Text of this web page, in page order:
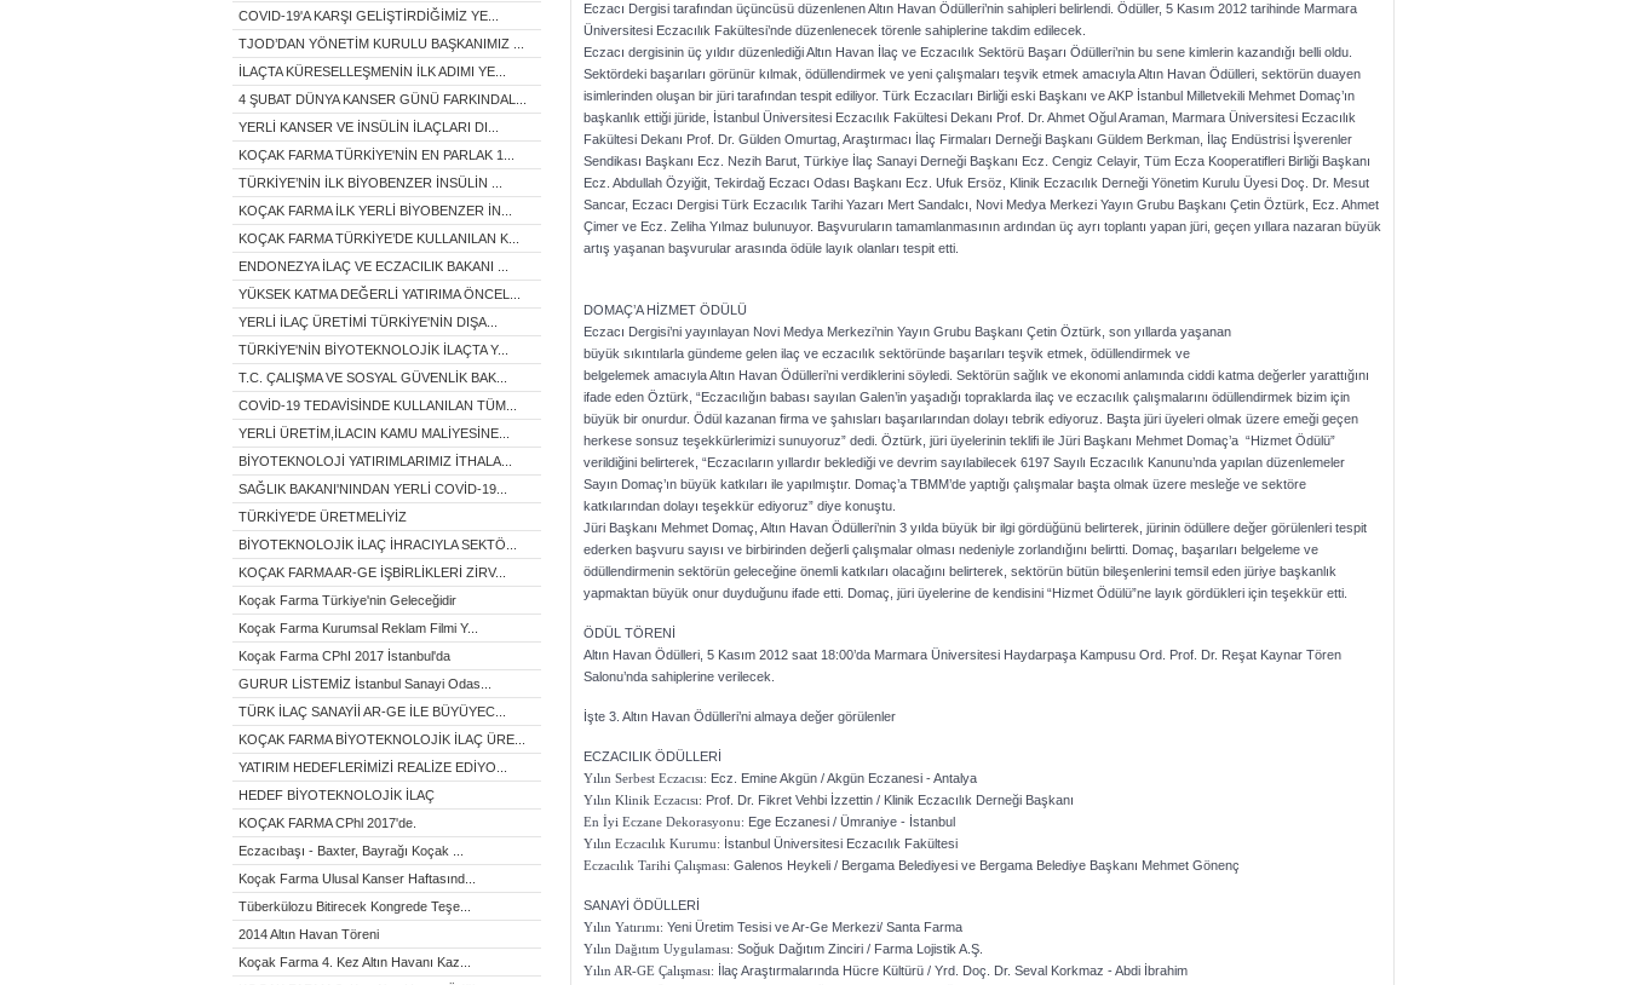
COVID-19'A KARŞI GELİŞTİRDİĞİMİZ YE...
TJOD’DAN YÖNETİM KURULU BAŞKANIMIZ ...
İLAÇTA KÜRESELLEŞMENİN İLK ADIMI YE...
4 ŞUBAT DÜNYA KANSER GÜNÜ FARKINDAL...
YERLİ KANSER VE İNSÜLİN İLAÇLARI DI...
KOÇAK FARMA TÜRKİYE'NİN EN PARLAK 1...
TÜRKİYE’NİN İLK BİYOBENZER İNSÜLİN ...
KOÇAK FARMA İLK YERLİ BİYOBENZER İN...
KOÇAK FARMA TÜRKİYE’DE KULLANILAN K...
ENDONEZYA İLAÇ VE ECZACILIK BAKANI ...
YÜKSEK KATMA DEĞERLİ YATIRIMA ÖNCEL...
YERLİ İLAÇ ÜRETİMİ TÜRKİYE'NİN DIŞA...
TÜRKİYE'NİN BİYOTEKNOLOJİK İLAÇTA Y...
T.C. ÇALIŞMA VE SOSYAL GÜVENLİK BAK...
COVİD-19 TEDAVİSİNDE KULLANILAN TÜM...
YERLİ ÜRETİM,İLACIN KAMU MALİYESİNE...
BİYOTEKNOLOJİ YATIRIMLARIMIZ İTHALA...
SAĞLIK BAKANI'NINDAN YERLİ COVİD-19...
TÜRKİYE'DE ÜRETMELİYİZ
BİYOTEKNOLOJİK İLAÇ İHRACIYLA SEKTÖ...
KOÇAK FARMA AR-GE İŞBİRLİKLERİ ZİRV...
Koçak Farma Türkiye'nin Geleceğidir
Koçak Farma Kurumsal Reklam Filmi Y...
Koçak Farma CPhI 2017 İstanbul'da
GURUR LİSTEMİZ İstanbul Sanayi Odas...
TÜRK İLAÇ SANAYİİ AR-GE İLE BÜYÜYEC...
KOÇAK FARMA BİYOTEKNOLOJİK İLAÇ ÜRE...
YATIRIM HEDEFLERİMİZİ REALİZE EDİYO...
HEDEF BİYOTEKNOLOJİK İLAÇ
KOÇAK FARMA CPhl 2017'de.
Eczacıbaşı - Baxter, Bayrağı Koçak ...
Koçak Farma Ulusal Kanser Haftasınd...
Tüberkülozu Bitirecek Kongrede Teşe...
2014 Altın Havan Töreni
Koçak Farma 4. Kez Altın Havanı Kaz...
Eczacı Dergisi tarafından üçüncüsü düzenlenen Altın Havan Ödülleri’nin sahipleri belirlendi. Ödüller, 5 Kasım 2012 tarihinde Marmara
Üniversitesi Eczacılık Fakültesi’nde düzenlenecek törenle sahiplerine takdim edilecek.
Eczacı dergisinin üç yıldır düzenlediği Altın Havan İlaç ve Eczacılık Sektörü Başarı Ödülleri’nin bu sene kimlerin kazandığı belli oldu.
Sektördeki başarıları görünür kılmak, ödüllendirmek ve yeni çalışmaları teşvik etmek amacıyla Altın Havan Ödülleri, sektörün duayen
isimlerinden oluşan bir jüri tarafından tespit ediliyor. Türk Eczacıları Birliği eski Başkanı ve AKP İstanbul Milletvekili Mehmet Domaç’ın
başkanlık ettiği jüride, İstanbul Üniversitesi Eczacılık Fakültesi Dekanı Prof. Dr. Ahmet Oğul Araman, Marmara Üniversitesi Eczacılık
Fakültesi Dekanı Prof. Dr. Gülden Omurtag, Araştırmacı İlaç Firmaları Derneği Başkanı Güldem Berkman, İlaç Endüstrisi İşverenler
Sendikası Başkanı Ecz. Nezih Barut, Türkiye İlaç Sanayi Derneği Başkanı Ecz. Cengiz Celayir, Tüm Ecza Kooperatifleri Birliği Başkanı
Ecz. Abdullah Özyiğit, Tekirdağ Eczacı Odası Başkanı Ecz. Ufuk Ersöz, Klinik Eczacılık Derneği Yönetim Kurulu Üyesi Doç. Dr. Mesut
Sancar, Eczacı Dergisi Türk Eczacılık Tarihi Yazarı Mert Sandalcı, Novi Medya Merkezi Yayın Grubu Başkanı Çetin Öztürk, Ecz. Ahmet
Çimer ve Ecz. Zeliha Yılmaz bulunuyor. Başvuruların tamamlanmasının ardından üç ayrı toplantı yapan jüri, geçen yıllara nazaran büyük
artış yaşanan başvurular arasında ödüle layık olanları tespit etti.
DOMAÇ’A HİZMET ÖDÜLÜ
Eczacı Dergisi’ni yayınlayan Novi Medya Merkezi’nin Yayın Grubu Başkanı Çetin Öztürk, son yıllarda yaşanan
büyük sıkıntılarla gündeme gelen ilaç ve eczacılık sektöründe başarıları teşvik etmek, ödüllendirmek ve
belgelemek amacıyla Altın Havan Ödülleri’ni verdiklerini söyledi. Sektörün sağlık ve ekonomi anlamında ciddi katma değerler yarattığını
ifade eden Öztürk, “Eczacılığın babası sayılan Galen’in yaşadığı topraklarda ilaç ve eczacılık çalışmalarını ödüllendirmek bizim için
büyük bir onurdur. Ödül kazanan firma ve şahısları başarılarından dolayı tebrik ediyoruz. Başta jüri üyeleri olmak üzere emeği geçen
herkese sonsuz teşekkürlerimizi sunuyoruz” dedi. Öztürk, jüri üyelerinin teklifi ile Jüri Başkanı Mehmet Domaç’a “Hizmet Ödülü”
verildiğini belirterek, “Eczacıların yıllardır beklediği ve devrim sayılabilecek 6197 Sayılı Eczacılık Kanunu’nda yapılan düzenlemeler
Sayın Domaç’ın büyük katkıları ile yapılmıştır. Domaç’a TBMM’de yaptığı çalışmalar başta olmak üzere mesleğe ve sektöre
katkılarından dolayı teşekkür ediyoruz” diye konuştu.
Jüri Başkanı Mehmet Domaç, Altın Havan Ödülleri’nin 3 yılda büyük bir ilgi gördüğünü belirterek, jürinin ödüllere değer görülenleri tespit
ederken başvuru sayısı ve birbirinden değerli çalışmalar olması nedeniyle zorlandığını belirtti. Domaç, başarıları belgeleme ve
ödüllendirmenin sektörün geleceğine önemli katkıları olacağını belirterek, sektörün bütün bileşenlerini temsil eden jüriye başkanlık
yapmaktan büyük onur duyduğunu ifade etti. Domaç, jüri üyelerine de kendisini “Hizmet Ödülü”ne layık gördükleri için teşekkür etti.
ÖDÜL TÖRENİ
Altın Havan Ödülleri, 5 Kasım 2012 saat 18:00’da Marmara Üniversitesi Haydarpaşa Kampusu Ord. Prof. Dr. Reşat Kaynar Tören
Salonu’nda sahiplerine verilecek.
İşte 3. Altın Havan Ödülleri’ni almaya değer görülenler
ECZACILIK ÖDÜLLERİ
Yılın Serbest Eczacısı: Ecz. Emine Akgün / Akgün Eczanesi - Antalya
Yılın Klinik Eczacısı: Prof. Dr. Fikret Vehbi İzzettin / Klinik Eczacılık Derneği Başkanı
En İyi Eczane Dekorasyonu: Ege Eczanesi / Ümraniye - İstanbul
Yılın Eczacılık Kurumu: İstanbul Üniversitesi Eczacılık Fakültesi
Eczacılık Tarihi Çalışması: Galenos Heykeli / Bergama Belediyesi ve Bergama Belediye Başkanı Mehmet Gönenç
SANAYİ ÖDÜLLERİ
Yılın Yatırımı: Yeni Üretim Tesisi ve Ar-Ge Merkezi/ Santa Farma
Yılın Dağıtım Uygulaması: Soğuk Dağıtım Zinciri / Farma Lojistik A.Ş.
Yılın AR-GE Çalışması: İlaç Araştırmalarında Hücre Kültürü / Yrd. Doç. Dr. Seval Korkmaz - Abdi İbrahim